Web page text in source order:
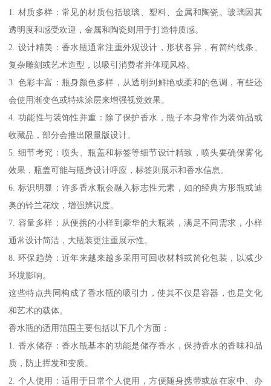
1. 材质多样：常见的材质包括玻璃、塑料、金属和陶瓷。玻璃因其
透明度和感受欢迎，金属和陶瓷则用于打造特质感。
2. 设计精美：香水瓶通常注重外观设计，形状各异，有简约线条、
复杂雕刻或艺术造型，以吸引消费者并体现风格。
3. 色彩丰富：瓶身颜色多样，从透明到鲜艳或柔和的色调，有些还
会使用渐变色或特殊涂层来增强视觉效果。
4. 功能性与装饰性并重：除了保护香水，瓶子本身常作为装饰品或
收藏品，部分会推出限量版设计。
5. 细节考究：喷头、瓶盖和标签等细节设计精致，喷头要确保雾化
效果，瓶盖可能与瓶身设计呼应，标签则展示和香水信息。
6. 标识明显：许多香水瓶会融入标志性元素，如的经典方形瓶或迪
奥的铃兰花纹，增强辨识度。
7. 容量多样：从便携的小样到豪华的大瓶装，满足不同需求，小样
通常设计简洁，大瓶装更注重展示性。
8. 环保趋势：近年来越来越多采用可回收材料或简化包装，以减少
环境影响。
这些特点共同构成了香水瓶的吸引力，使其不仅是容器，也是文化
和艺术的载体。
香水瓶的适用范围主要包括以下几个方面：
1. 香水储存：香水瓶基本的功能是储存香水，保持香水的香味和品
质，防止挥发和变质。
2. 个人使用：适用于日常个人使用，方便随身携带或放在家中、办